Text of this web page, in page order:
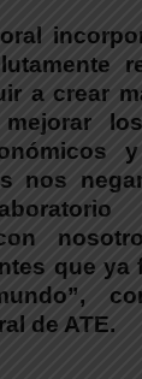
a crear
nos
que ya
de ATE.